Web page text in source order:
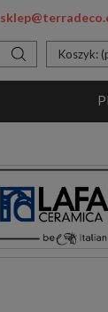
Koszyk: